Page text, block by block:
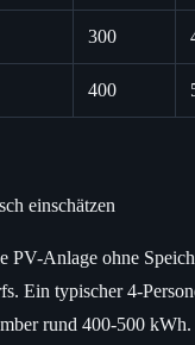
300
400
einschätzen
PV-Anlage ohne
Ein typischer 4-
rund 400-500